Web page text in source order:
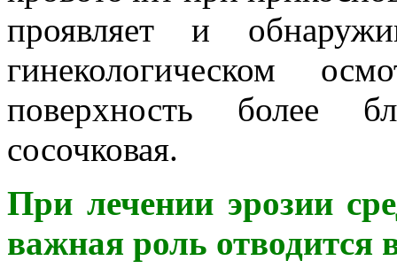
проявляет и
гинекологическом
поверхность более
сосочковая.
При лечении эрозии
важная роль отводится